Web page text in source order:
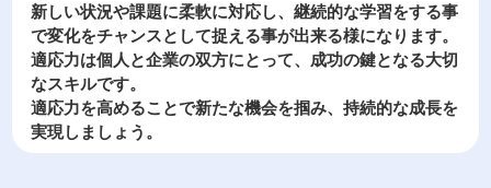
新しい状況や課題に柔軟に対応し、継続的な学習をする事
で変化をチャンスとして捉える事が出来る様になります。
適応力は個人と企業の双方にとって、成功の鍵となる大切
なスキルです。
適応力を高めることで新たな機会を掴み、持続的な成長を
実現しましょう。